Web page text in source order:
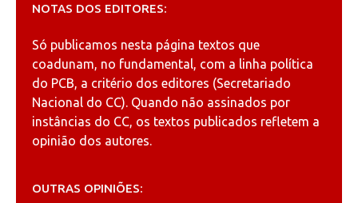
NOTAS DOS EDITORES:
Só publicamos nesta página textos que
coadunam, no fundamental, com a linha política
do PCB, a critério dos editores (Secretariado
Nacional do CC). Quando não assinados por
instâncias do CC, os textos publicados refletem a
opinião dos autores.
OUTRAS OPINIÕES: